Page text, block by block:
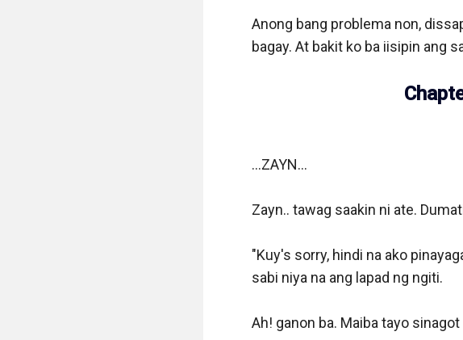
Anong bang problema non,
bagay. At bakit ko ba iisipin ang
...ZAYN...
Zayn.. tawag saakin ni ate.
"Kuy's sorry, hindi na ako
sabi niya na ang lapad ng ngiti.
Ah! ganon ba. Maiba tayo